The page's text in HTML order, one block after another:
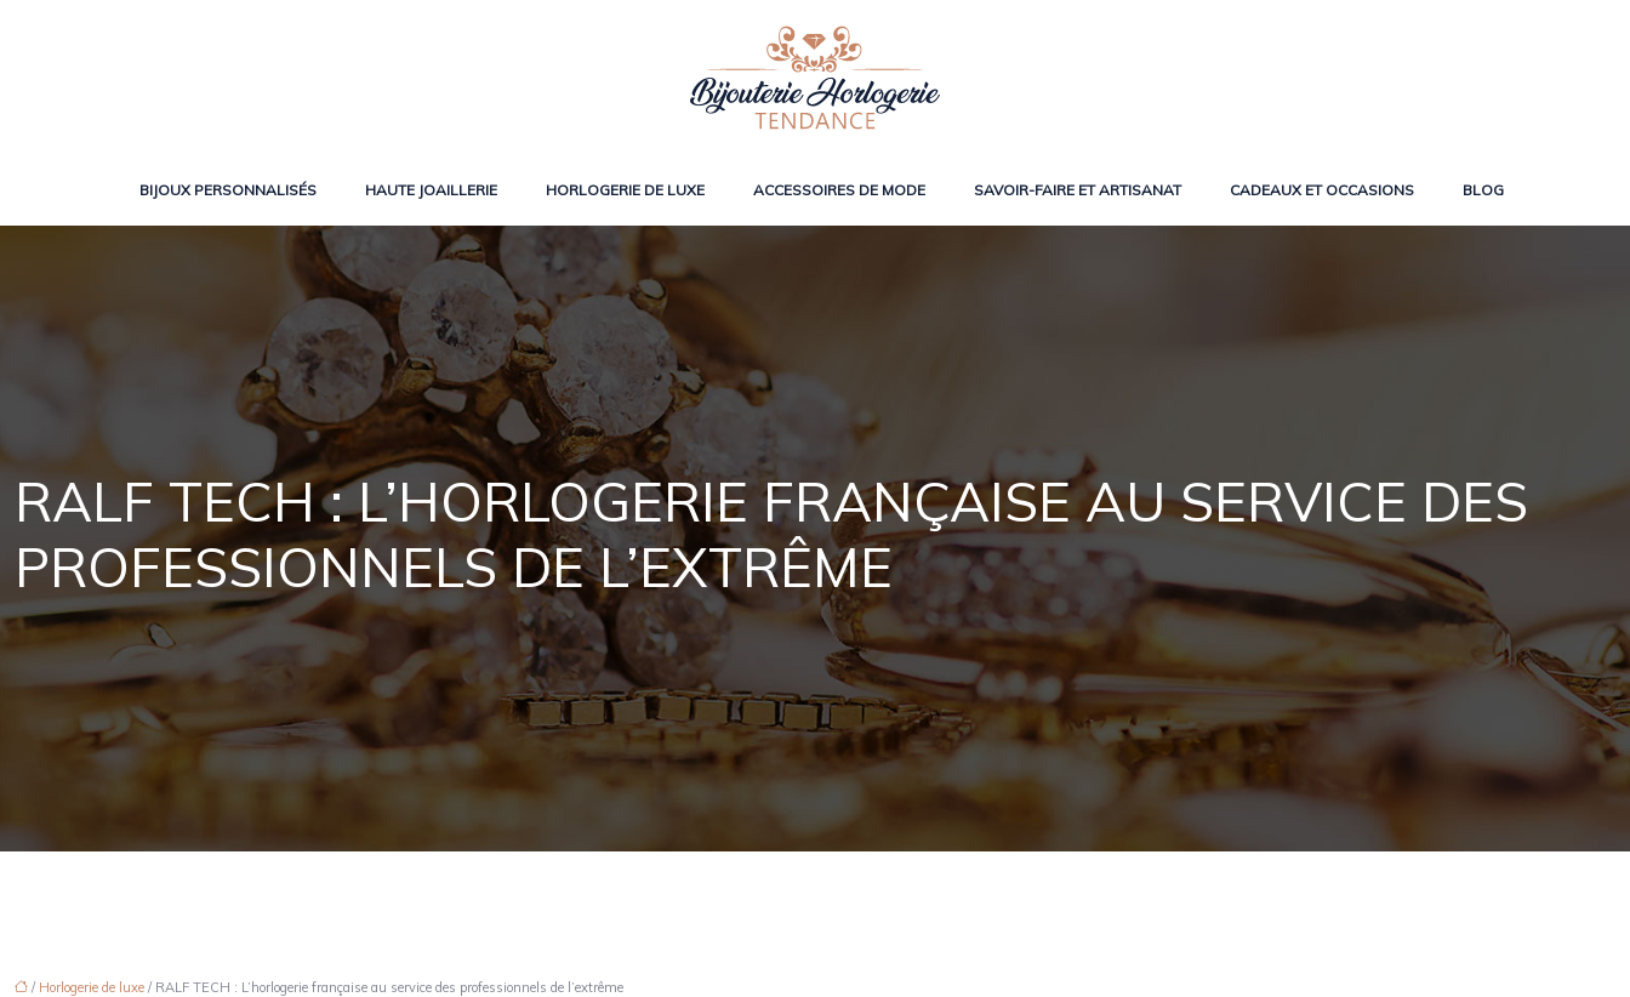
BIJOUX PERSONNALISÉS HAUTE JOAILLERIE HORLOGERIE DE LUXE ACCESSOIRES DE MODE SAVOIR-FAIRE ET ARTISANAT CADEAUX ET OCCASIONS BLOG
RALF TECH : L’HORLOGERIE FRANÇAISE AU SERVICE DES
PROFESSIONNELS DE L’EXTRÊME
/ Horlogerie de luxe / RALF TECH : L’horlogerie française au service des professionnels de l’extrême